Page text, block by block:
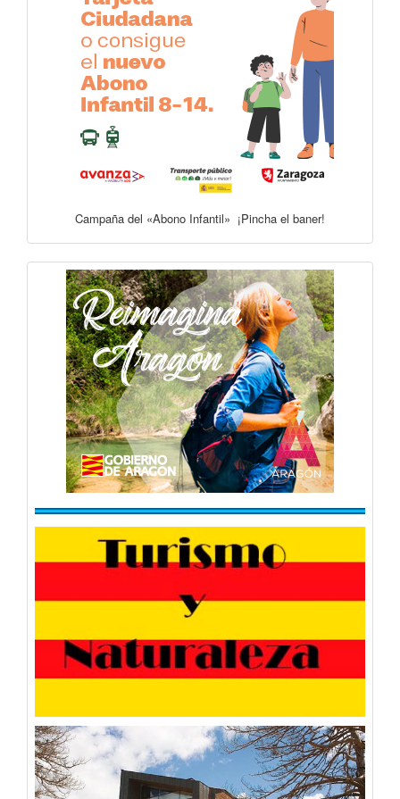
Campaña del «Abono Infantil» ¡Pincha el baner!